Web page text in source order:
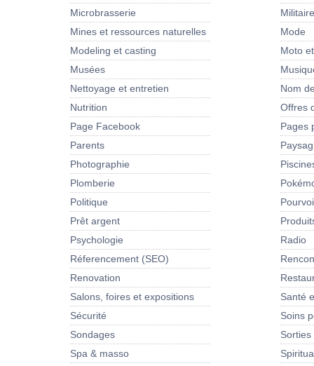
Microbrasserie
Mines et ressources naturelles
Mode
Modeling et casting
Moto
Musées
Nettoyage et entretien
Nom
Nutrition
Offres
Page Facebook
Pages
Parents
Photographie
Plomberie
Politique
Prêt argent
Psychologie
Radio
Réferencement (SEO)
Renovation
Salons, foires et expositions
Santé
Sécurité
Soins
Sondages
Spa & masso